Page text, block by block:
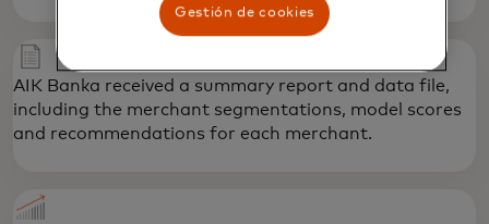
AIK Banka received a summary report and data file,
including the merchant segmentations, model scores
and recommendations for each merchant.
Gestión de cookies